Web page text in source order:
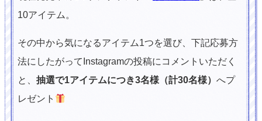
10アイテム。
その中から気になるアイテム1つを選び、下記応募方
法にしたがってInstagramの投稿にコメントいただく
と、 抽選で1アイテムにつき3名様（計30名様） へプ
レゼント